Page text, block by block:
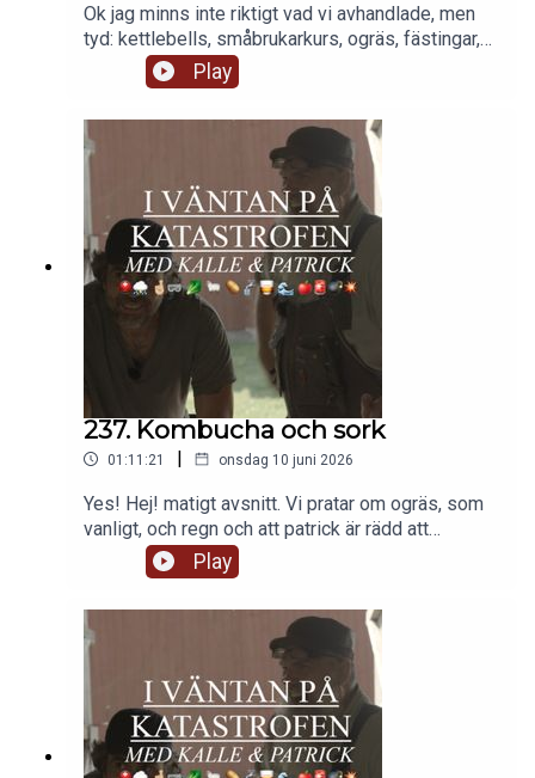
Ok jag minns inte riktigt vad vi avhandlade, men
tyd: kettlebells, småbrukarkurs, ogräs, fästingar,
grill som beredskapsverktyg, läskiga maskar,
sniglar, ankor, ankhus, Det Krångliga SverigeTM
(kul diskussion tror jag!).Se för patreons:
sektorbevattning av trädgårdsland och
torrkörningsövervakning av pump.KUL! Missa inte
småbrukarn talar ikväll på Discord!
Play
237. Kombucha och sork
01:11:21 | onsdag 10 juni 2026
Yes! Hej! matigt avsnitt. Vi pratar om ogräs, som
vanligt, och regn och att patrick är rädd att
sommaren blir torr. Lite om sommarbete och sen
noga om hur man gör kombucha. Man blir som lite
sugen.Sen om dopamin. Och våtbäddar. Och Gröna
potatisar. Och bovete mot kvickrot.Sen skulle
patreons få höra om hur man skyddar små
fruktträd men jag kom på att frågeställaren
kanske inte va patreon så det blir till alla.LYSSNA
OCH DISKUTERA I SMÅ GRUPPER!
Play